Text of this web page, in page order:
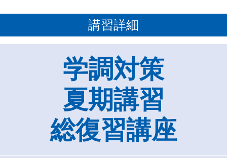
講習詳細
学調対策
夏期講習
総復習講座